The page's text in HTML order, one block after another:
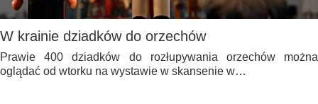
W krainie dziadków do orzechów
Prawie 400 dziadków do rozłupywania orzechów można
oglądać od wtorku na wystawie w skansenie w…